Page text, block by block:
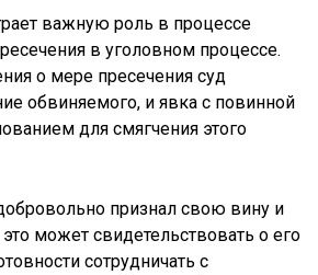
важную роль в процессе
в уголовном процессе.
о мере пресечения суд
обвиняемого, и явка с повинной
для смягчения этого
признал свою вину и
может свидетельствовать о его
сотрудничать с